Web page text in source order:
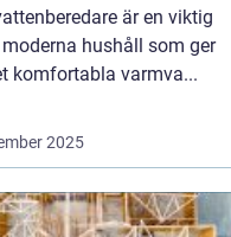
är en viktig
hushåll som ger
komfortabla varmva...
2025